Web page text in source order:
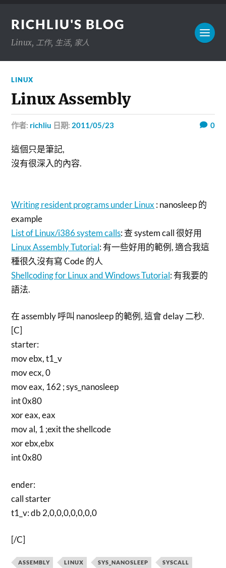
RICHLIU'S BLOG
Linux, 工作, 生活, 家人
LINUX
Linux Assembly
作者: richliu 日期: 2011/05/23 0
這個只是筆記,
沒有很深入的內容.
Writing resident programs under Linux : nanosleep 的
example
List of Linux/i386 system calls: 查 system call 很好用
Linux Assembly Tutorial: 有一些好用的範例, 適合我這
種很久沒有寫 Code 的人
Shellcoding for Linux and Windows Tutorial: 有我要的
語法.
在 assembly 呼叫 nanosleep 的範例, 這會 delay 二秒.
[C]
starter:
mov ebx, t1_v
mov ecx, 0
mov eax, 162 ; sys_nanosleep
int 0x80
xor eax, eax
mov al, 1 ;exit the shellcode
xor ebx,ebx
int 0x80
ender:
call starter
t1_v: db 2,0,0,0,0,0,0,0
[/C]
ASSEMBLY LINUX SYS_NANOSLEEP SYSCALL